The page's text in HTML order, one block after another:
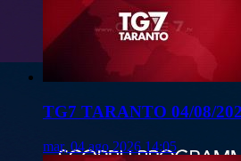
TG7 TARANTO 04/08/
mar, 04 ago 2026 14:05